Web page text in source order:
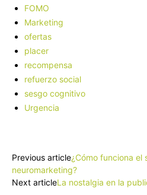
FOMO
Marketing
ofertas
placer
recompensa
refuerzo social
sesgo cognitivo
Urgencia
Previous article¿Cómo funciona el
neuromarketing?
Next articleLa nostalgia en la